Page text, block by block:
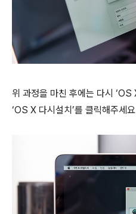
위 과정을 마친 후에는 다시 ‘OS
‘OS X 다시설치’를 클릭해주세